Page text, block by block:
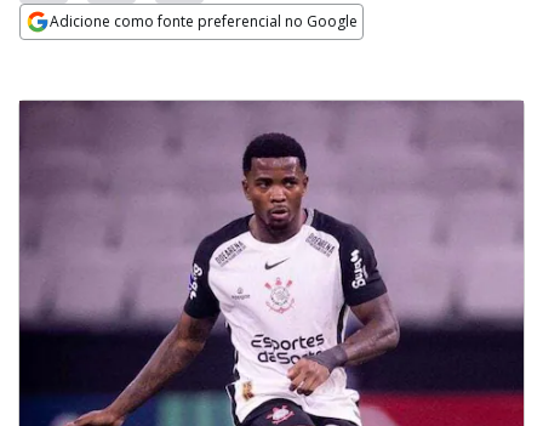
Adicione como fonte preferencial no Google